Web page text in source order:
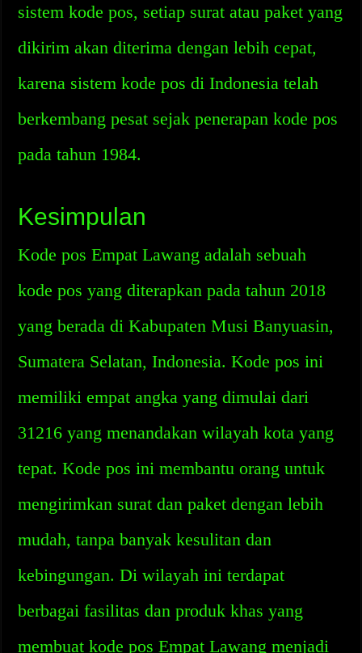
sistem kode pos, setiap surat atau paket yang
dikirim akan diterima dengan lebih cepat,
karena sistem kode pos di Indonesia telah
berkembang pesat sejak penerapan kode pos
pada tahun 1984.
Kesimpulan
Kode pos Empat Lawang adalah sebuah
kode pos yang diterapkan pada tahun 2018
yang berada di Kabupaten Musi Banyuasin,
Sumatera Selatan, Indonesia. Kode pos ini
memiliki empat angka yang dimulai dari
31216 yang menandakan wilayah kota yang
tepat. Kode pos ini membantu orang untuk
mengirimkan surat dan paket dengan lebih
mudah, tanpa banyak kesulitan dan
kebingungan. Di wilayah ini terdapat
berbagai fasilitas dan produk khas yang
membuat kode pos Empat Lawang menjadi